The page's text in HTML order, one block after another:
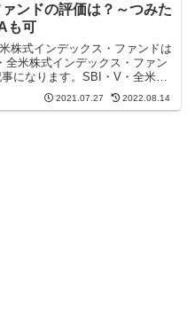
ンドの評価は？～つみた
も可
株式インデックス・ファンドは
全米株式インデックス・ファン
になります。SBI・V・全米株
～コンセプ...2021.07.27 2022.08.14